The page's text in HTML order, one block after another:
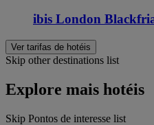
ibis London
Ver tarifas de hotéis
Skip other destinations list
Explore mais hotéis
Skip Pontos de interesse list